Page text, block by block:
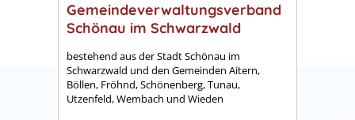
Gemeindeverwaltungsverband
Schönau im Schwarzwald
bestehend aus der Stadt Schönau im
Schwarzwald und den Gemeinden Aitern,
Böllen, Fröhnd, Schönenberg, Tunau,
Utzenfeld, Wembach und Wieden